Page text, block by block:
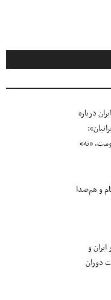
درباره
«نه»
و هم‌صدا
و
نخست دوران